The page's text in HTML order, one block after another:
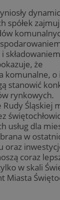
spółek
że
komunalne, o
stanowić
rynkowych.
Śląskiej
usług dla
w
oraz
coraz
w skali
Miasta